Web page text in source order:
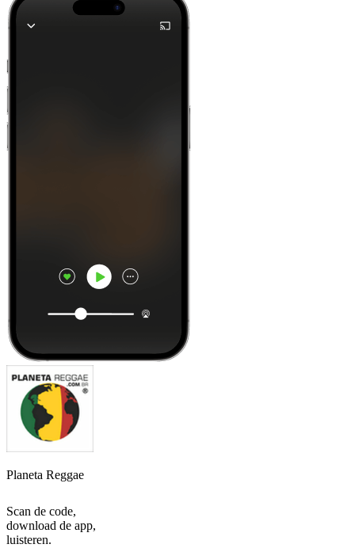
Planeta Reggae
Scan de code,
download de app,
luisteren.